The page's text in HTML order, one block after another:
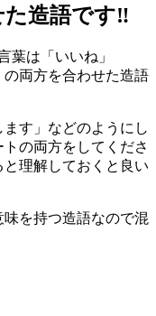
造語です‼︎
葉は「いいね」
の両方を合わせた造語
ます」などのようにし
の両方をしてくださ
理解しておくと良い
味を持つ造語なので混